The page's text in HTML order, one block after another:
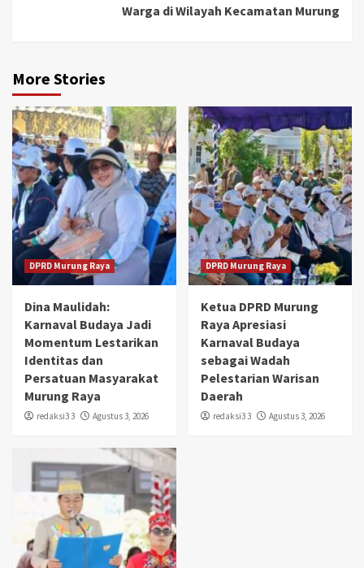
Warga di Wilayah Kecamatan Murung
More Stories
DPRD Murung Raya
Dina Maulidah:
Karnaval Budaya Jadi
Momentum Lestarikan
Identitas dan
Persatuan Masyarakat
Murung Raya
redaksi3 3 Agustus 3, 2026
DPRD Murung Raya
Ketua DPRD Murung
Raya Apresiasi
Karnaval Budaya
sebagai Wadah
Pelestarian Warisan
Daerah
redaksi3 3 Agustus 3, 2026